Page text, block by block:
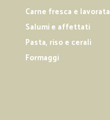
Carne fresca e lavorata
Salumi e affettati
Pasta, riso e cerali
Formaggi